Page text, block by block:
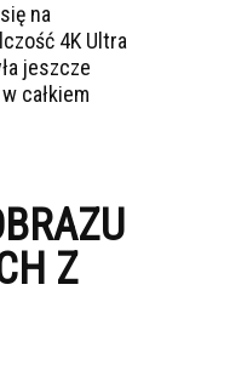
na
4K Ultra
jeszcze
całkiem
Z